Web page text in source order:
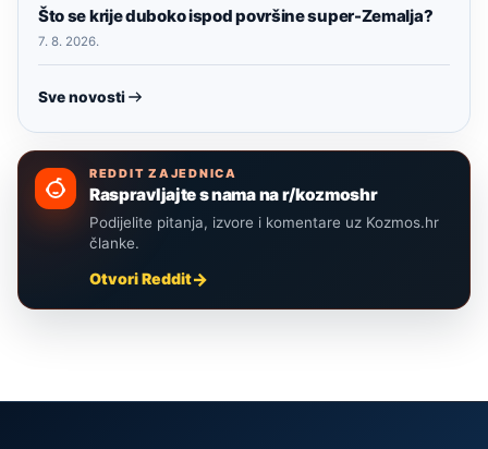
Što se krije duboko ispod površine super-Zemalja?
7. 8. 2026.
Sve novosti
REDDIT ZAJEDNICA
Raspravljajte s nama na r/kozmoshr
Podijelite pitanja, izvore i komentare uz Kozmos.hr
članke.
Otvori Reddit